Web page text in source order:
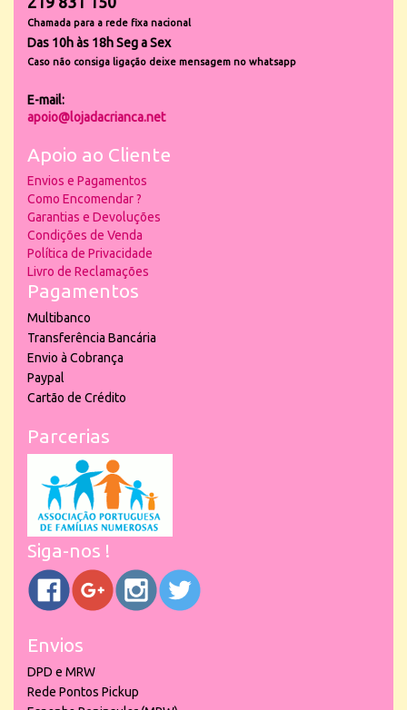
Chamada para a rede fixa nacional
Das 10h às 18h Seg a Sex
Caso não consiga ligação deixe mensagem no whatsapp
E-mail:
apoio@lojadacrianca.net
Apoio ao Cliente
Envios e Pagamentos
Como Encomendar ?
Garantias e Devoluções
Condições de Venda
Política de Privacidade
Livro de Reclamações
Pagamentos
Multibanco
Transferência Bancária
Envio à Cobrança
Paypal
Cartão de Crédito
Parcerias
Siga-nos !
Envios
DPD e MRW
Rede Pontos Pickup